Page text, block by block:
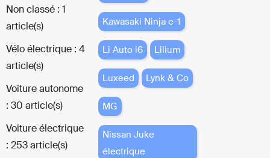
Non classé : 1
article(s)
Vélo électrique : 4
article(s)
Voiture autonome
: 30 article(s)
Voiture électrique
: 253 article(s)
Kawasaki Ninja e-1
Li Auto i6 Lilium
Luxeed Lynk & Co
MG
Nissan Juke
électrique